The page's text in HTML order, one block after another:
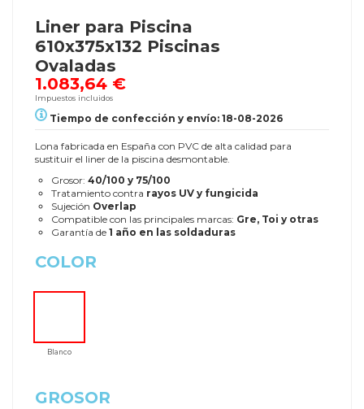
Liner para Piscina
610x375x132 Piscinas
Ovaladas
1.083,64 €
Impuestos incluidos
Tiempo de confección y envío: 18-08-2026
Lona fabricada en España con PVC de alta calidad para
sustituir el liner de la piscina desmontable.
Grosor: 40/100 y 75/100
Tratamiento contra rayos UV y fungicida
Sujeción Overlap
Compatible con las principales marcas: Gre, Toi y otras
Garantía de 1 año en las soldaduras
COLOR
Blanco
GROSOR